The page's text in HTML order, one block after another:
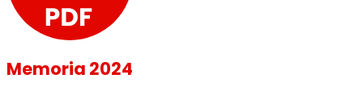
Memoria 2024